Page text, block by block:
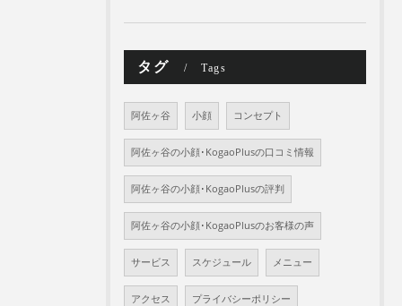
タグ Tags
阿佐ヶ谷 小顔 コンセプト
阿佐ヶ谷の小顔･KogaoPlusの口コミ情報
阿佐ヶ谷の小顔･KogaoPlusの評判
阿佐ヶ谷の小顔･KogaoPlusのお客様の声
サービス スケジュール メニュー
アクセス プライバシーポリシー